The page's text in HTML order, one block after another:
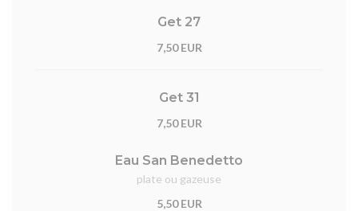
Get 27
7,50 EUR
Get 31
7,50 EUR
Eau San Benedetto
plate ou gazeuse
5,50 EUR